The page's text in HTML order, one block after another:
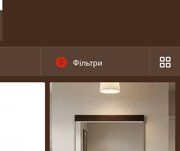
0 Фільтри